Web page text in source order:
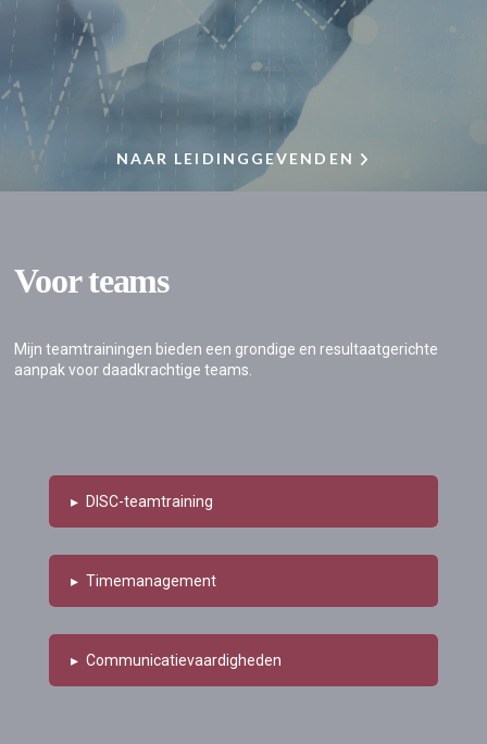
NAAR LEIDINGGEVENDEN
Voor teams
Mijn teamtrainingen bieden een grondige en resultaatgerichte
aanpak voor daadkrachtige teams.
▸ DISC-teamtraining
▸ Timemanagement
▸ Communicatievaardigheden